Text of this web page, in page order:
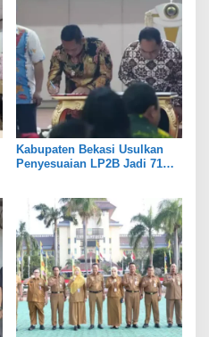
Kabupaten Bekasi Usulkan
Penyesuaian LP2B Jadi 71